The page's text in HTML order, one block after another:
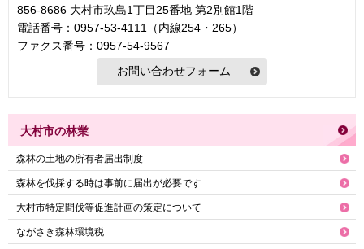
856-8686 大村市玖島1丁目25番地 第2別館1階
電話番号：0957-53-4111（内線254・265）
ファクス番号：0957-54-9567
大村市の林業
森林の土地の所有者届出制度
森林を伐採する時は事前に届出が必要です
大村市特定間伐等促進計画の策定について
ながさき森林環境税